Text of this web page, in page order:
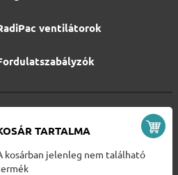
ventilátorok
TARTALMA
kosárban jelenleg nem található